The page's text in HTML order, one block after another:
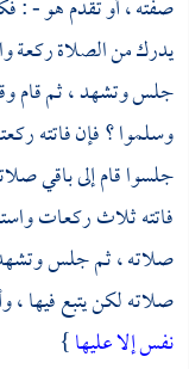
صفته ، أو تقدم هو - :
يدرك من الصلاة ركعة
جلس وتشهد ، ثم قام
وسلموا ؟ فإن فاتته
جلسوا قام إلى باقي
فاتته ثلاث ركعات
صلاته ، ثم جلس وتشهد
صلاته لكن يتبع فيها ،
نفس إلا عليها}